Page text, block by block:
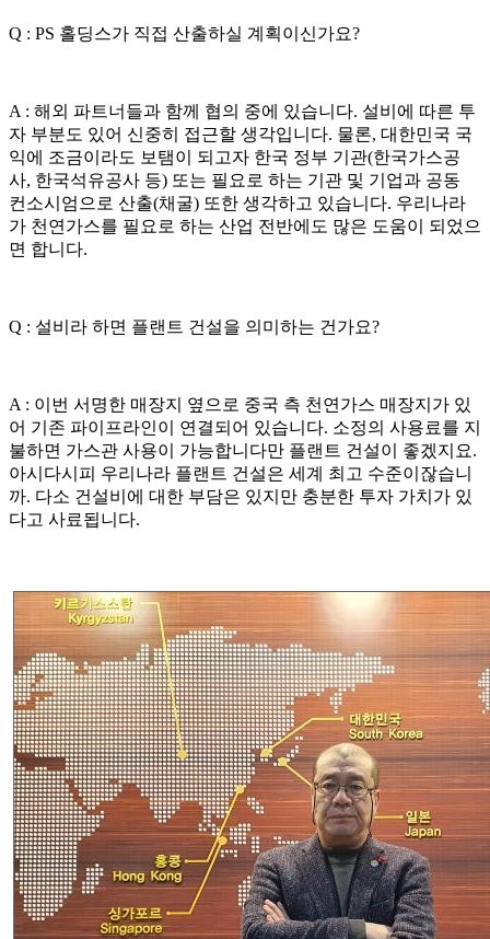
Q : PS 홀딩스가 직접 산출하실 계획이신가요?
A : 해외 파트너들과 함께 협의 중에 있습니다. 설비에 따른 투
자 부분도 있어 신중히 접근할 생각입니다. 물론, 대한민국 국
익에 조금이라도 보탬이 되고자 한국 정부 기관(한국가스공
사, 한국석유공사 등) 또는 필요로 하는 기관 및 기업과 공동
컨소시엄으로 산출(채굴) 또한 생각하고 있습니다. 우리나라
가 천연가스를 필요로 하는 산업 전반에도 많은 도움이 되었으
면 합니다.
Q : 설비라 하면 플랜트 건설을 의미하는 건가요?
A : 이번 서명한 매장지 옆으로 중국 측 천연가스 매장지가 있
어 기존 파이프라인이 연결되어 있습니다. 소정의 사용료를 지
불하면 가스관 사용이 가능합니다만 플랜트 건설이 좋겠지요.
아시다시피 우리나라 플랜트 건설은 세계 최고 수준이잖습니
까. 다소 건설비에 대한 부담은 있지만 충분한 투자 가치가 있
다고 사료됩니다.